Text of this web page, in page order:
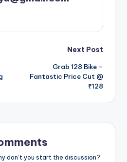
Next Post
Grab 128 Bike –
Fantastic Price Cut @
₹128
don’t you start the discussion?